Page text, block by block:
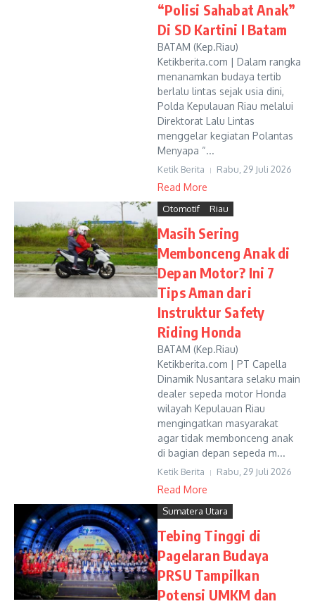
“Polisi Sahabat Anak”
Di SD Kartini I Batam
BATAM (Kep.Riau)
Ketikberita.com | Dalam rangka
menanamkan budaya tertib
berlalu lintas sejak usia dini,
Polda Kepulauan Riau melalui
Direktorat Lalu Lintas
menggelar kegiatan Polantas
Menyapa “...
Ketik Berita Rabu, 29 Juli 2026
Read More
Otomotif Riau
Masih Sering
Membonceng Anak di
Depan Motor? Ini 7
Tips Aman dari
Instruktur Safety
Riding Honda
BATAM (Kep.Riau)
Ketikberita.com | PT Capella
Dinamik Nusantara selaku main
dealer sepeda motor Honda
wilayah Kepulauan Riau
mengingatkan masyarakat
agar tidak membonceng anak
di bagian depan sepeda m...
Ketik Berita Rabu, 29 Juli 2026
Read More
Sumatera Utara
Tebing Tinggi di
Pagelaran Budaya
PRSU Tampilkan
Potensi UMKM dan